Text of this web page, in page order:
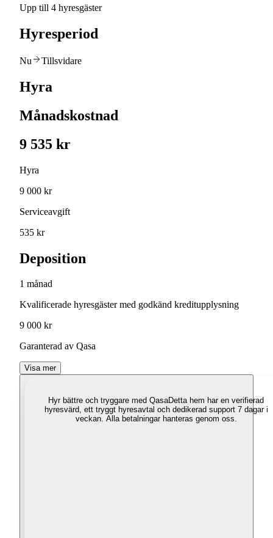
Upp till 4 hyresgäster
Hyresperiod
Nu Tillsvidare
Hyra
Månadskostnad
9 535 kr
Hyra
9 000 kr
Serviceavgift
535 kr
Deposition
1 månad
Kvalificerade hyresgäster med godkänd kreditupplysning
9 000 kr
Garanterad av Qasa
Visa mer
Hyr bättre och tryggare med QasaDetta hem har en verifierad
hyresvärd, ett tryggt hyresavtal och dedikerad support 7 dagar i
veckan. Alla betalningar hanteras genom oss.